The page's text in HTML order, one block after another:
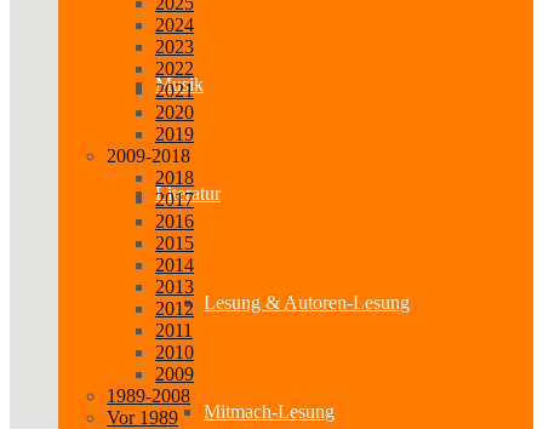
Musik
Literatur
Lesung & Autoren-Lesung
Mitmach-Lesung
2024
2023
2022
2021
2020
2019
2009-2018
2018
2017
2016
2015
2014
2013
2012
2011
2010
2009
1989-2008
Vor 1989